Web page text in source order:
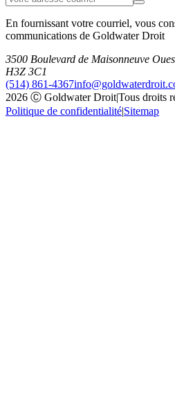
En fournissant votre courriel, vous
communications de Goldwater Droit
3500 Boulevard de Maisonneuve
H3Z 3C1
(514) 861-4367
2026 Ⓒ Goldwater Droit|Tous droits
Politique de confidentialité|Sitemap